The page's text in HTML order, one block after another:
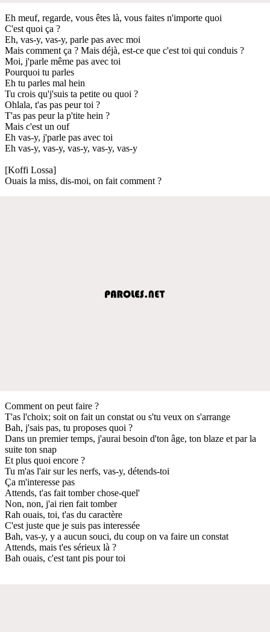
Eh meuf, regarde, vous êtes là, vous faites n'importe quoi
C'est quoi ça ?
Eh, vas-y, vas-y, parle pas avec moi
Mais comment ça ? Mais déjà, est-ce que c'est toi qui conduis ?
Moi, j'parle même pas avec toi
Pourquoi tu parles
Eh tu parles mal hein
Tu crois qu'j'suis ta petite ou quoi ?
Ohlala, t'as pas peur toi ?
T'as pas peur la p'tite hein ?
Mais c'est un ouf
Eh vas-y, j'parle pas avec toi
Eh vas-y, vas-y, vas-y, vas-y, vas-y
[Koffi Lossa]
Ouais la miss, dis-moi, on fait comment ?
Comment on peut faire ?
T'as l'choix; soit on fait un constat ou s'tu veux on s'arrange
Bah, j'sais pas, tu proposes quoi ?
Dans un premier temps, j'aurai besoin d'ton âge, ton blaze et par la
suite ton snap
Et plus quoi encore ?
Tu m'as l'air sur les nerfs, vas-y, détends-toi
Ça m'interesse pas
Attends, t'as fait tomber chose-quel'
Non, non, j'ai rien fait tomber
Rah ouais, toi, t'as du caractère
C'est juste que je suis pas interessée
Bah, vas-y, y a aucun souci, du coup on va faire un constat
Attends, mais t'es sérieux là ?
Bah ouais, c'est tant pis pour toi